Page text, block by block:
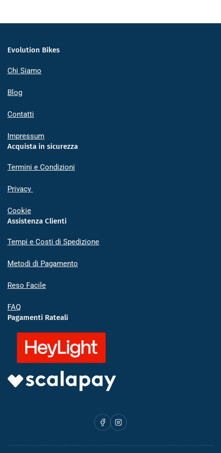
Evolution Bikes
Chi Siamo
Blog
Contatti
Impressum
Acquista in sicurezza
Termini e Condizioni
Privacy
Cookie
Assistenza Clienti
Tempi e Costi di Spedizione
Metodi di Pagamento
Reso Facile
FAQ
Pagamenti Rateali
FacebookInstagram